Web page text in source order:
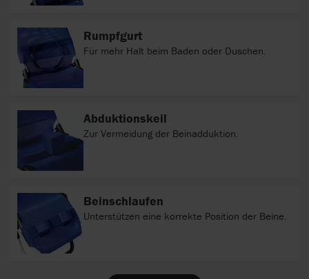
Rumpfgurt
Für mehr Halt beim Baden oder Duschen.
Abduktionskeil
Zur Vermeidung der Beinadduktion.
Beinschlaufen
Unterstützen eine korrekte Position der Beine.